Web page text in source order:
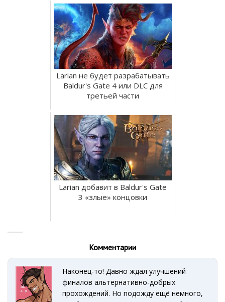
Larian не будет разрабатывать
Baldur's Gate 4 или DLC для
третьей части
Larian добавит в Baldur's Gate
3 «злые» концовки
Комментарии
Наконец-то! Давно ждал улучшений
финалов альтернативно-добрых
прохождений. Но подожду ещё немного,